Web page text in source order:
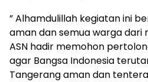
” Alhamdulillah kegiatan ini
aman dan semua warga dari
ASN hadir memohon
agar Bangsa Indonesia
Tangerang aman dan